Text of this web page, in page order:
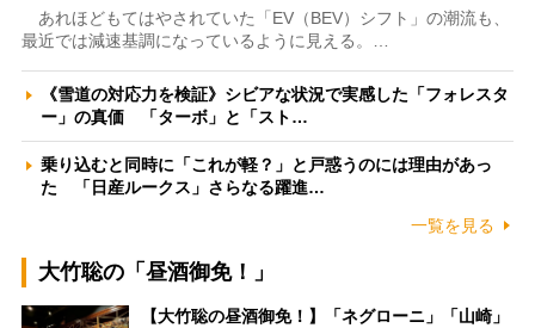
あれほどもてはやされていた「EV（BEV）シフト」の潮流も、
最近では減速基調になっているように見える。…
《雪道の対応力を検証》シビアな状況で実感した「フォレスタ
ー」の真価 「ターボ」と「スト…
乗り込むと同時に「これが軽？」と戸惑うのには理由があっ
た 「日産ルークス」さらなる躍進…
一覧を見る
大竹聡の「昼酒御免！」
【大竹聡の昼酒御免！】「ネグローニ」「山崎」